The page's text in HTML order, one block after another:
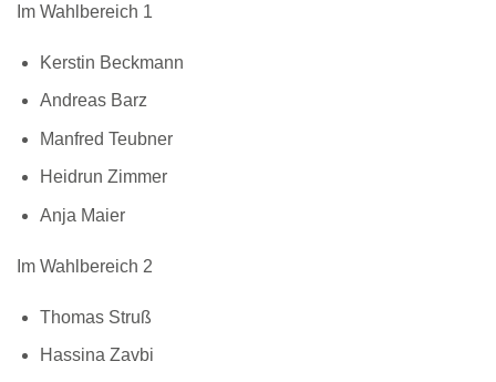
Im Wahlbereich 1
Kerstin Beckmann
Andreas Barz
Manfred Teubner
Heidrun Zimmer
Anja Maier
Im Wahlbereich 2
Thomas Struß
Hassina Zavbi